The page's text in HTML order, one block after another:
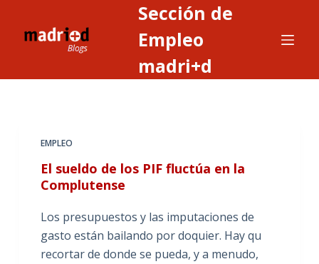
Sección de
Empleo
madri+d
EMPLEO
El sueldo de los PIF fluctúa en la
Complutense
Los presupuestos y las imputaciones de
gasto están bailando por doquier. Hay qu
recortar de donde se pueda, y a menudo,